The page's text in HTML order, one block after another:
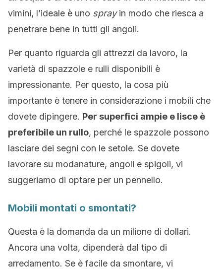
vimini, l’ideale è uno sprayin modo che riesca a
penetrare bene in tutti gli angoli.
Per quanto riguarda gli attrezzi da lavoro, la
varietà di spazzole e rulli disponibili è
impressionante. Per questo, la cosa più
importante è tenere in considerazione i mobili che
dovete dipingere. Per superfici ampie e lisce è
preferibile un rullo, perché le spazzole possono
lasciare dei segni con le setole. Se dovete
lavorare su modanature, angoli e spigoli, vi
suggeriamo di optare per un pennello.
Mobili montati o smontati?
Questa è la domanda da un milione di dollari.
Ancora una volta, dipenderà dal tipo di
arredamento. Se è facile da smontare, vi